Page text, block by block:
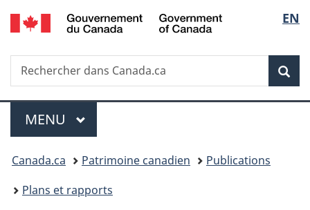
Passer
au
principal
Passer
à
Au
du
Passer
à
version
simplifiée
de
la
EN
Recherche
Rechercher
dans
Menu
MENU PRINCIPAL
Vous
êtes
Canada.ca Patrimoine canadien
Publications
Plans et rapports